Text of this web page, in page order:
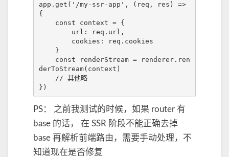
app . get ( '/my-ssr-app' , ( req , res )
=>
{
const
context =
{
url : req . url ,
cookies : req . cookies
}
const
renderStream = renderer. ren
derToStream( context )
// 其他略
})
PS： 之前我测试的时候，如果 router 有
base 的话， 在 SSR 阶段不能正确去掉
base 再解析前端路由，需要手动处理，不
知道现在是否修复